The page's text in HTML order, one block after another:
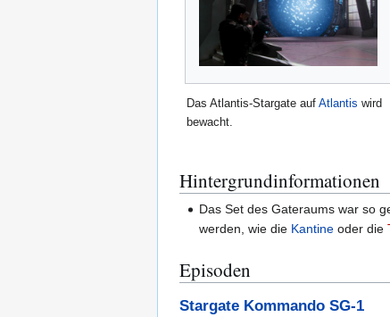
Das Atlantis-Stargate auf Atlantis wird
bewacht.
Hintergrundinformationen
Das Set des Gateraums war so
werden, wie die Kantine oder die
Episoden
Stargate Kommando SG-1